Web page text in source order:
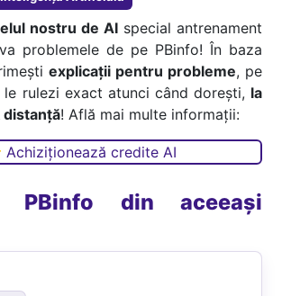
nostru de AIspecial antrenament
problemele de pe PBinfo! În baza
explicații pentru probleme, pe
rulezi exact atunci când dorești, la
distanță! Află mai multe informații:
Achiziționează credite AI
PBinfo din aceeași